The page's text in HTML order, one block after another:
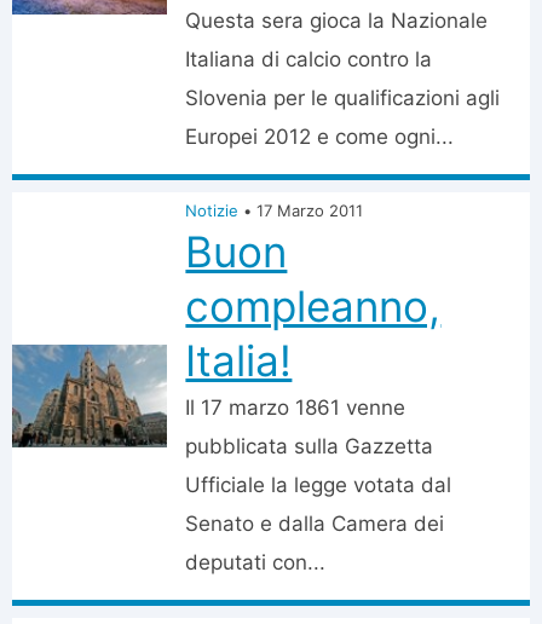
Questa sera gioca la Nazionale
Italiana di calcio contro la
Slovenia per le qualificazioni agli
Europei 2012 e come ogni...
Notizie • 17 Marzo 2011
Buon
compleanno,
Italia!
Il 17 marzo 1861 venne
pubblicata sulla Gazzetta
Ufficiale la legge votata dal
Senato e dalla Camera dei
deputati con...